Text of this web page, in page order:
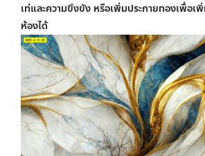
เท่และความขึงขัง หรือเพิ่มประกายทองเพื่อเ
ห้องได้